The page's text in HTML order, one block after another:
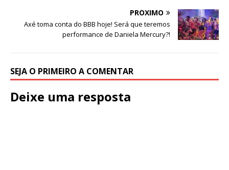
PRÓXIMO
Axé toma conta do BBB hoje! Será que teremos
performance de Daniela Mercury?!
SEJA O PRIMEIRO A COMENTAR
Deixe uma resposta